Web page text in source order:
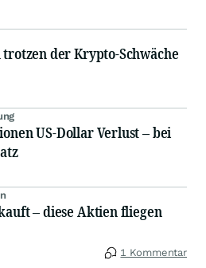
der Krypto-Schwäche
US-Dollar Verlust – bei
– diese Aktien fliegen
1 Kommentar